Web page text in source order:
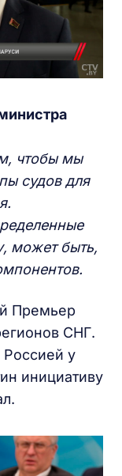
чтобы мы
судов для
может быть,
Премьер
СНГ.
у
инициативу